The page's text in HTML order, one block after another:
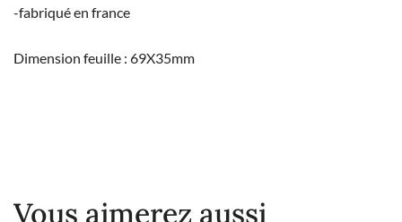
-fabriqué en france
Dimension feuille : 69X35mm
Vous aimerez aussi